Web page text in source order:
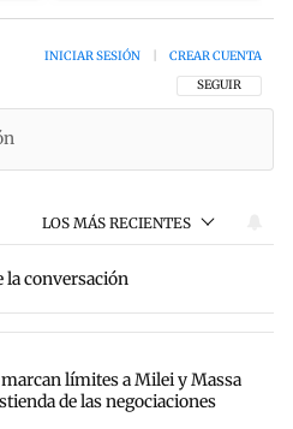
SIGA ESTA
SEGUIR
INICIAR SESIÓN CREAR CUENTA
LOS MÁS RECIENTES
la conversación
con más comentarios en los
título "Los gobernadores marcan
límites a Milei y Massa
de las negociaciones